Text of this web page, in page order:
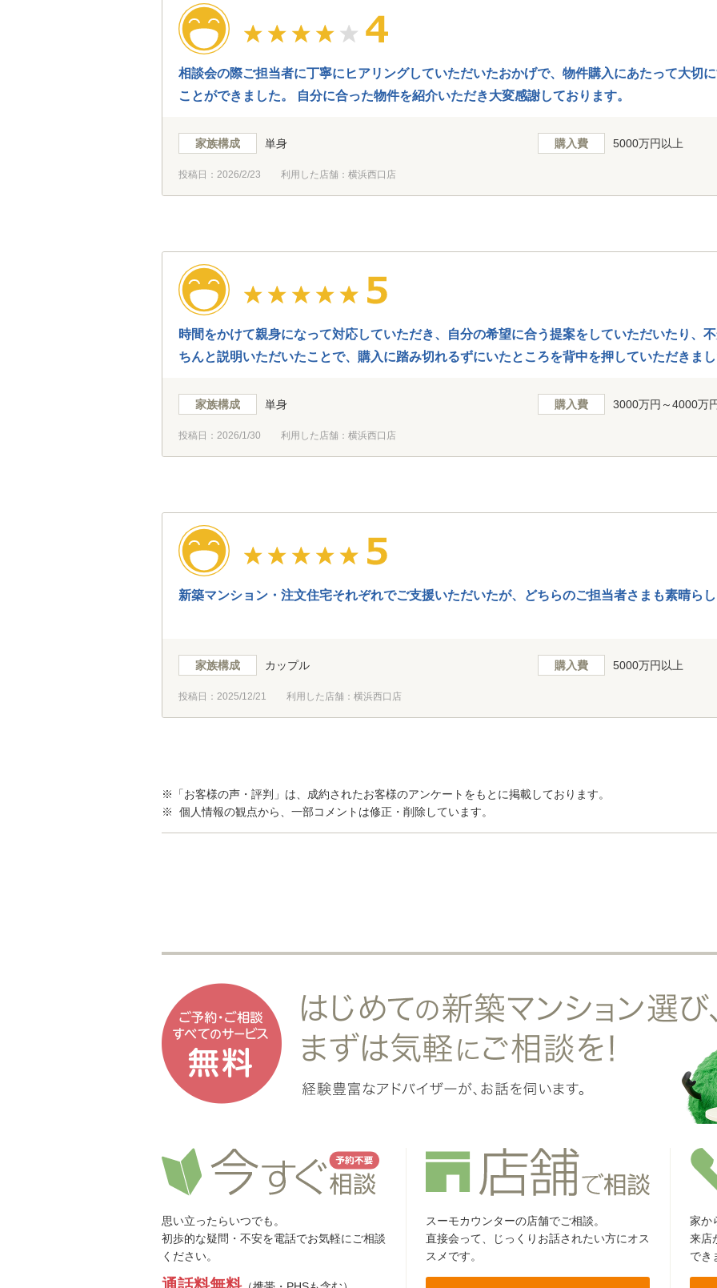
相談会の際ご担当者に丁寧にヒアリングしていただいたおかげで、物件購入にあたって大切
ことができました。 自分に合った物件を紹介いただき大変感謝しております。
家族構成 単身 購入費 5000万円以上
投稿日： 2026/2/23 利用した店舗：横浜西口店
時間をかけて親身になって対応していただき、自分の希望に合う提案をしていただいたり、
ちんと説明いただいたことで、購入に踏み切れるずにいたところを背中を押していただきま
自身で納得のいく決断ができ、大変感謝しております。本当にありがとうございました。
家族構成 単身 購入費 3000万円～4000万
投稿日： 2026/1/30 利用した店舗：横浜西口店
新築マンション・注文住宅それぞれでご支援いただいたが、どちらのご担当者さまも素晴らし
家族構成 カップル 購入費 5000万円以上
投稿日： 2025/12/21 利用した店舗：横浜西口店
※「お客様の声・評判」は、成約されたお客様のアンケートをもとに掲載しております。
※ 個人情報の観点から、一部コメントは修正・削除しています。
思い立ったらいつでも。
初歩的な疑問・不安を電話でお気軽にご相談
ください。
スーモカウンターの店舗でご相談。
直接会って、じっくりお話されたい方にオス
スメです。
家か
来店
でき